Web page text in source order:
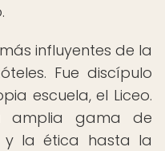
influyentes de la
Fue discípulo
escuela, el Liceo.
amplia gama de
y la ética hasta la